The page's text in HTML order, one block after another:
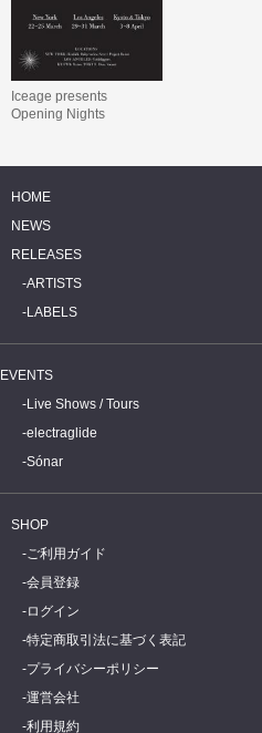
Iceage presents
Opening Nights
HOME
NEWS
RELEASES
ARTISTS
LABELS
EVENTS
Live Shows / Tours
electraglide
Sónar
SHOP
ご利用ガイド
会員登録
ログイン
特定商取引法に基づく表記
プライバシーポリシー
運営会社
利用規約